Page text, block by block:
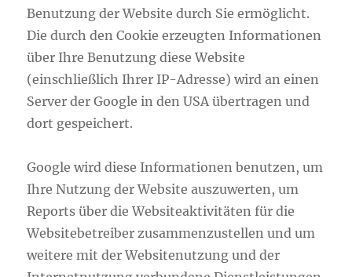
Benutzung der Website durch Sie ermöglicht.
Die durch den Cookie erzeugten Informationen
über Ihre Benutzung diese Website
(einschließlich Ihrer IP-Adresse) wird an einen
Server der Google in den USA übertragen und
dort gespeichert.
Google wird diese Informationen benutzen, um
Ihre Nutzung der Website auszuwerten, um
Reports über die Websiteaktivitäten für die
Websitebetreiber zusammenzustellen und um
weitere mit der Websitenutzung und der